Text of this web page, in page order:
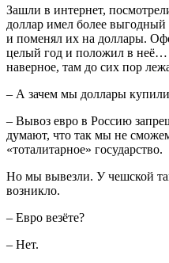
Зашли в интернет,
доллар имел более
и поменял их на доллары.
целый год и положил в неё…
наверное, там до сих пор
– А зачем мы доллары
– Вывоз евро в Россию
думают, что так мы не
«тоталитарное» государство.
Но мы вывезли. У чешской
возникло.
– Евро везёте?
– Нет.